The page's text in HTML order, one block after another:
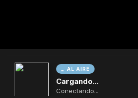
AL AIRE
Cargando...
Conectando...